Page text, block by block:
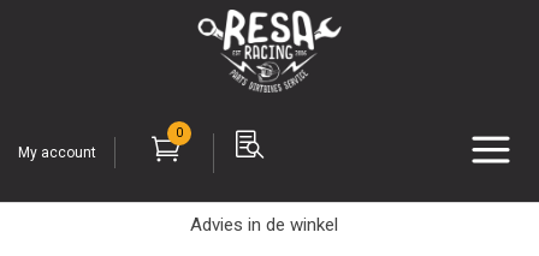
My account
0
Advies in de winkel